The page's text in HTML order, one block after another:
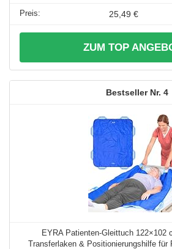
25,49 €
ZUM TOP
4
EYRA Patienten-Gleittuch 122×102
Transferlaken & Positionierungshilfe für